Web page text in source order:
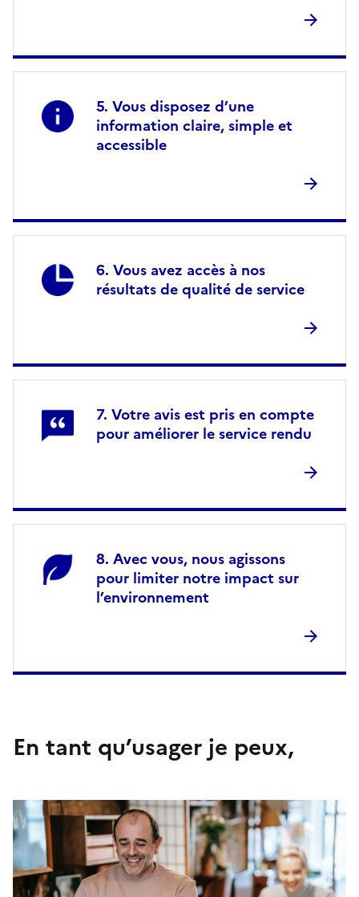
Vous disposez d’une
information claire, simple et
accessible
Vous avez accès à nos
résultats de qualité de service
Votre avis est pris en compte
pour améliorer le service rendu
Avec vous, nous agissons
pour limiter notre impact sur
l’environnement
En tant qu’usager je peux,